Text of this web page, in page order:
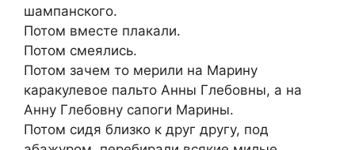
шампанского.
Потом вместе плакали.
Потом смеялись.
Потом зачем то мерили на Марину
каракулевое пальто Анны Глебовны, а на
Анну Глебовну сапоги Марины.
Потом сидя близко к друг другу, под